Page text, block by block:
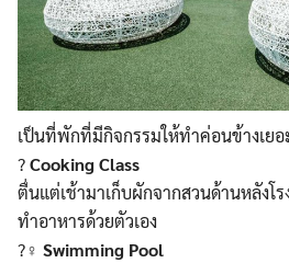
เป็นที่พักที่มีกิจกรรมให้ทำค่อนข้างเย
?Cooking Class
ตื่นแต่เช้ามาเก็บผักจากสวนด้านหลังโ
ทำอาหารด้วยตัวเอง
?‍♀️ Swimming Pool